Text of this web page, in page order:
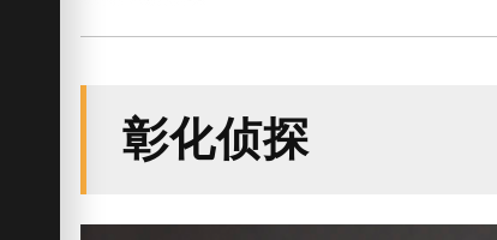
彰化侦探